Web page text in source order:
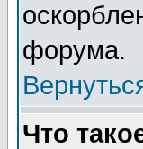
форума.
Что